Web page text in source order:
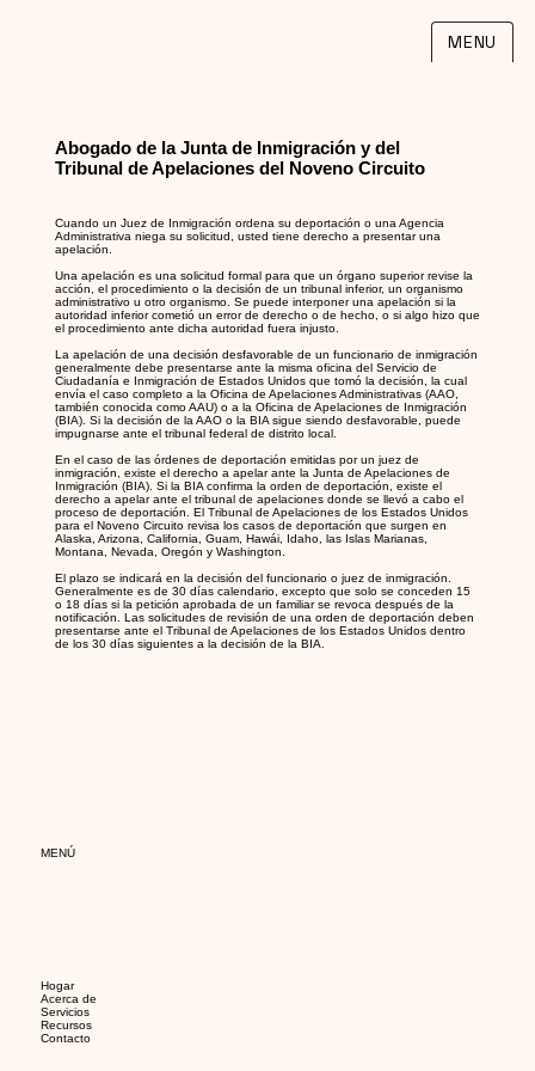
MENU
Abogado de la Junta de Inmigración y del
Tribunal de Apelaciones del Noveno Circuito
Cuando un Juez de Inmigración ordena su deportación o una Agencia
Administrativa niega su solicitud, usted tiene derecho a presentar una
apelación.
Una apelación es una solicitud formal para que un órgano superior revise la
acción, el procedimiento o la decisión de un tribunal inferior, un organismo
administrativo u otro organismo. Se puede interponer una apelación si la
autoridad inferior cometió un error de derecho o de hecho, o si algo hizo que
el procedimiento ante dicha autoridad fuera injusto.
La apelación de una decisión desfavorable de un funcionario de inmigración
generalmente debe presentarse ante la misma oficina del Servicio de
Ciudadanía e Inmigración de Estados Unidos que tomó la decisión, la cual
envía el caso completo a la Oficina de Apelaciones Administrativas (AAO,
también conocida como AAU) o a la Oficina de Apelaciones de Inmigración
(BIA). Si la decisión de la AAO o la BIA sigue siendo desfavorable, puede
impugnarse ante el tribunal federal de distrito local.
En el caso de las órdenes de deportación emitidas por un juez de
inmigración, existe el derecho a apelar ante la Junta de Apelaciones de
Inmigración (BIA). Si la BIA confirma la orden de deportación, existe el
derecho a apelar ante el tribunal de apelaciones donde se llevó a cabo el
proceso de deportación. El Tribunal de Apelaciones de los Estados Unidos
para el Noveno Circuito revisa los casos de deportación que surgen en
Alaska, Arizona, California, Guam, Hawái, Idaho, las Islas Marianas,
Montana, Nevada, Oregón y Washington.
El plazo se indicará en la decisión del funcionario o juez de inmigración.
Generalmente es de 30 días calendario, excepto que solo se conceden 15
o 18 días si la petición aprobada de un familiar se revoca después de la
notificación. Las solicitudes de revisión de una orden de deportación deben
presentarse ante el Tribunal de Apelaciones de los Estados Unidos dentro
de los 30 días siguientes a la decisión de la BIA.
MENÚ
Hogar
Acerca de
Servicios
Recursos
Contacto